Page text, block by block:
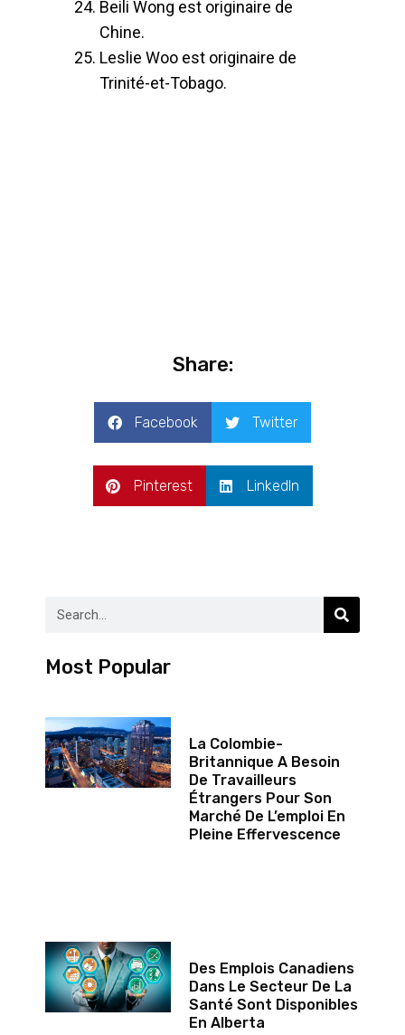
Beili Wong est originaire de
Chine.
Leslie Woo est originaire de
Trinité-et-Tobago.
Share:
Facebook Twitter
Pinterest LinkedIn
Most Popular
La Colombie-
Britannique A Besoin
De Travailleurs
Étrangers Pour Son
Marché De L’emploi En
Pleine Effervescence
Des Emplois Canadiens
Dans Le Secteur De La
Santé Sont Disponibles
En Alberta